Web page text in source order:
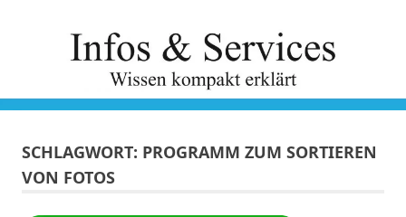
SCHLAGWORT: PROGRAMM ZUM SORTIEREN
VON FOTOS